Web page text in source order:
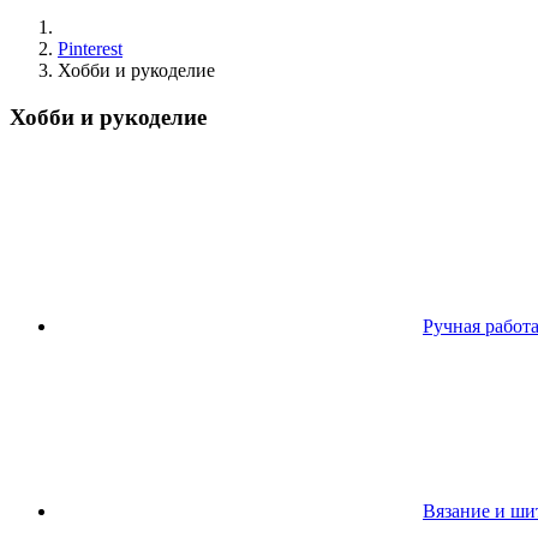
Pinterest
Хобби и рукоделие
Хобби и рукоделие
Ручная
Вязание и